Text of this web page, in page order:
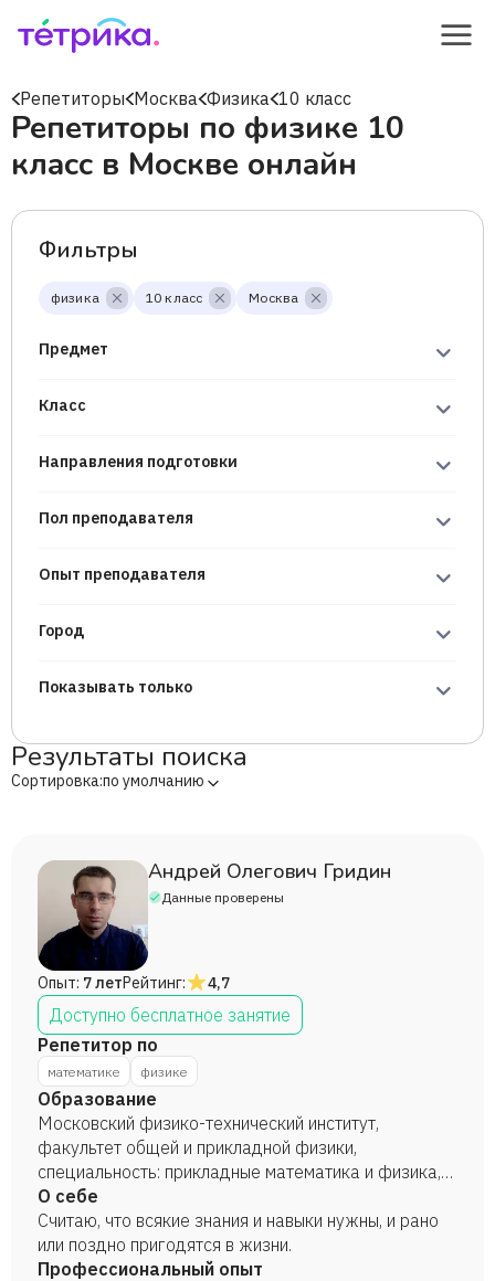
Репетиторы Москва Физика 10 класс
Репетиторы по физике 10
класс в Москве онлайн
Результаты поиска
Сортировка:по умолчанию
Андрей Олегович Гридин
Данные проверены
Опыт: 7 летРейтинг: 4,7
Доступно бесплатное занятие
Репетитор по
математике физике
Образование
Московский физико-технический институт,
факультет общей и прикладной физики,
специальность: прикладные математика и физика,
2017 год.
О себе
Считаю, что всякие знания и навыки нужны, и рано
или поздно пригодятся в жизни.
Профессиональный опыт
Фильтры
физика 10 класс Москва
Предмет
Класс
Направления подготовки
Пол преподавателя
Опыт преподавателя
Город
Показывать только